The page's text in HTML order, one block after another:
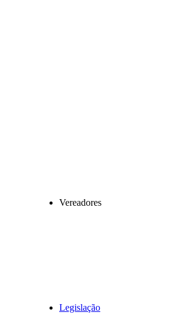
Vereadores
Legislação